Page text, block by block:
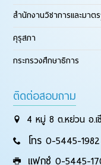
สำนักงานวิชาการและมาต
คุรุสภา
กระทรวงศึกษาธิการ
ติดต่อสอบถาม
4 หมู่ 8 ต.หย่วน อ.เ
โทร 0-5445-1982
แฟกซ์ 0-5445-